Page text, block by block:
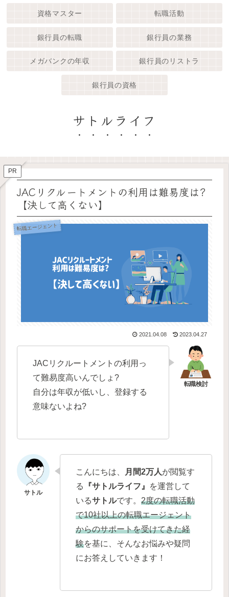
サトルライフ
資格マスター 転職活動
銀行員の転職 銀行員の業務
メガバンクの年収 銀行員のリストラ
銀行員の資格
PR
JACリクルートメントの利用は難易度は?
【決して高くない】
転職エージェント
2021.04.08 2023.04.27
JACリクルートメントの利用っ
て難易度高いんでしょ?
自分は年収が低いし、登録する
意味ないよね?
こんにちは、 月間2万人が閲覧す
る
『サトルライフ』
を運営して
いるサトルです。 2度の転職活動
で10社以上の転職エージェント
からのサポートを受けてきた経
験を基に、そんなお悩みや疑問
にお答えしていきます！